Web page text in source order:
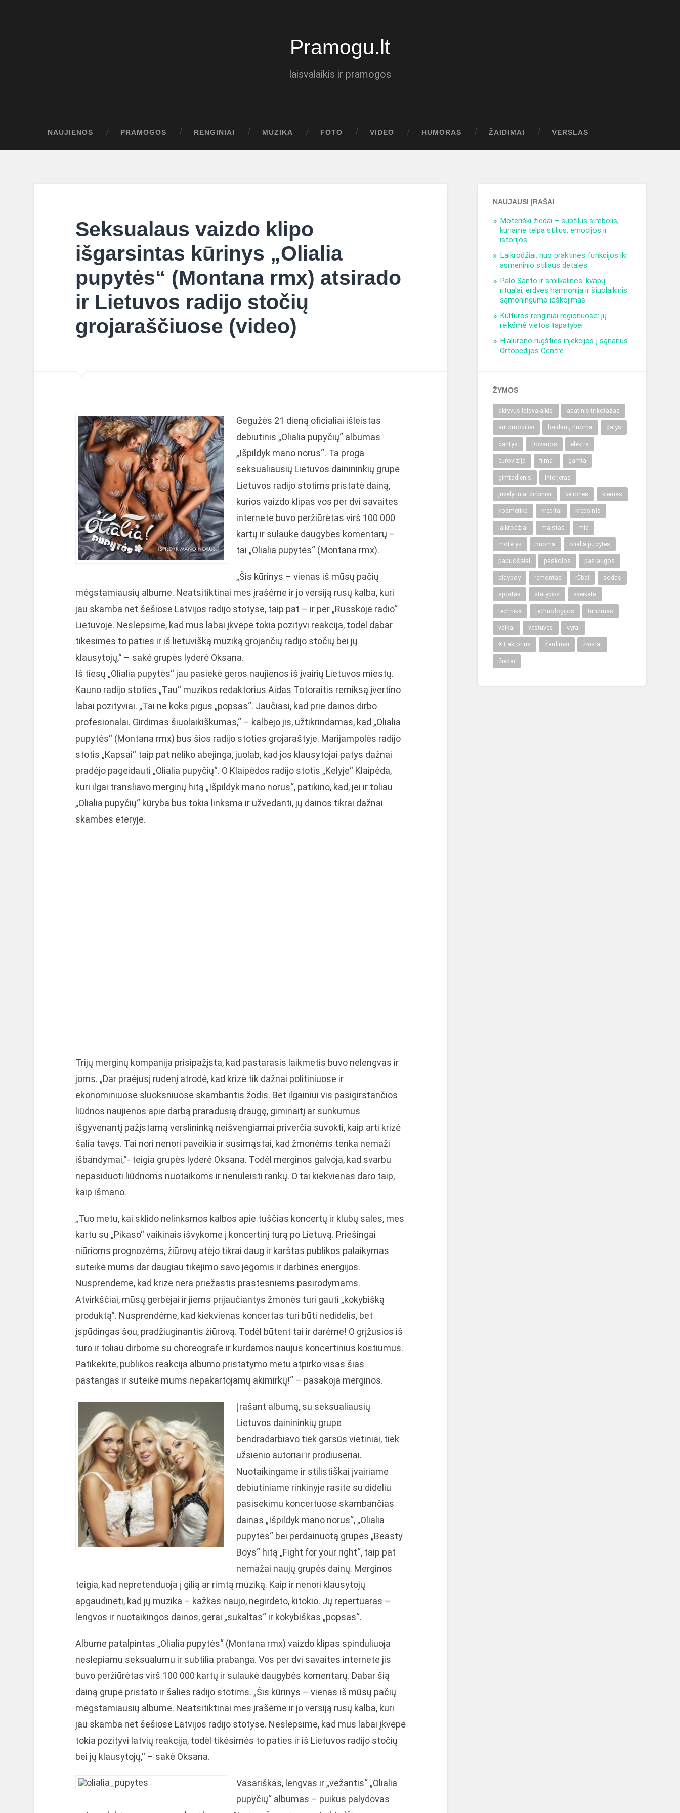
Pramogu.lt
laisvalaikis ir pramogos
NAUJIENOS PRAMOGOS RENGINIAI MUZIKA FOTO VIDEO HUMORAS ŽAIDIMAI VERSLAS
Seksualaus vaizdo klipo
išgarsintas kūrinys „Olialia
pupytės“ (Montana rmx) atsirado
ir Lietuvos radijo stočių
grojaraščiuose (video)
Gegužės 21 dieną oficialiai išleistas
debiutinis „Olialia pupyčių“ albumas
„Išpildyk mano norus“. Ta proga
seksualiausių Lietuvos dainininkių grupė
Lietuvos radijo stotims pristatė dainą,
kurios vaizdo klipas vos per dvi savaites
internete buvo peržiūrėtas virš 100 000
kartų ir sulaukė daugybės komentarų –
tai „Olialia pupytės“ (Montana rmx).
„Šis kūrinys – vienas iš mūsų pačių
mėgstamiausių albume. Neatsitiktinai mes įrašėme ir jo versiją rusų kalba, kuri
jau skamba net šešiose Latvijos radijo stotyse, taip pat – ir per „Russkoje radio“
Lietuvoje. Neslėpsime, kad mus labai įkvėpė tokia pozityvi reakcija, todėl dabar
tikėsimės to paties ir iš lietuvišką muziką grojančių radijo stočių bei jų
klausytojų,“ – sakė grupės lyderė Oksana.
Iš tiesų „Olialia pupytės“ jau pasiekė geros naujienos iš įvairių Lietuvos miestų.
Kauno radijo stoties „Tau“ muzikos redaktorius Aidas Totoraitis remiksą įvertino
labai pozityviai. „Tai ne koks pigus „popsas“. Jaučiasi, kad prie dainos dirbo
profesionalai. Girdimas šiuolaikiškumas,“ – kalbėjo jis, užtikrindamas, kad „Olialia
pupytės“ (Montana rmx) bus šios radijo stoties grojaraštyje. Marijampolės radijo
stotis „Kapsai“ taip pat neliko abejinga, juolab, kad jos klausytojai patys dažnai
pradėjo pageidauti „Olialia pupyčių“. O Klaipėdos radijo stotis „Kelyje“ Klaipėda,
kuri ilgai transliavo merginų hitą „Išpildyk mano norus“, patikino, kad, jei ir toliau
„Olialia pupyčių“ kūryba bus tokia linksma ir užvedanti, jų dainos tikrai dažnai
skambės eteryje.
Trijų merginų kompanija prisipažįsta, kad pastarasis laikmetis buvo nelengvas ir
joms. „Dar praėjusį rudenį atrodė, kad krizė tik dažnai politiniuose ir
ekonominiuose sluoksniuose skambantis žodis. Bet ilgainiui vis pasigirstančios
liūdnos naujienos apie darbą praradusią draugę, giminaitį ar sunkumus
išgyvenantį pažįstamą verslininką neišvengiamai priverčia suvokti, kaip arti krizė
šalia tavęs. Tai nori nenori paveikia ir susimąstai, kad žmonėms tenka nemaži
išbandymai,“- teigia grupės lyderė Oksana. Todėl merginos galvoja, kad svarbu
nepasiduoti liūdnoms nuotaikoms ir nenuleisti rankų. O tai kiekvienas daro taip,
kaip išmano.
„Tuo metu, kai sklido nelinksmos kalbos apie tuščias koncertų ir klubų sales, mes
kartu su „Pikaso“ vaikinais išvykome į koncertinį turą po Lietuvą. Priešingai
niūrioms prognozėms, žiūrovų atėjo tikrai daug ir karštas publikos palaikymas
suteikė mums dar daugiau tikėjimo savo jėgomis ir darbinės energijos.
Nusprendėme, kad krizė nėra priežastis prastesniems pasirodymams.
Atvirkščiai, mūsų gerbėjai ir jiems prijaučiantys žmonės turi gauti „kokybišką
produktą“. Nusprendėme, kad kiekvienas koncertas turi būti nedidelis, bet
įspūdingas šou, pradžiuginantis žiūrovą. Todėl būtent tai ir darėme! O grįžusios iš
turo ir toliau dirbome su choreografe ir kurdamos naujus koncertinius kostiumus.
Patikėkite, publikos reakcija albumo pristatymo metu atpirko visas šias
pastangas ir suteikė mums nepakartojamų akimirkų!“ – pasakoja merginos.
Įrašant albumą, su seksualiausių
Lietuvos dainininkių grupe
bendradarbiavo tiek garsūs vietiniai, tiek
užsienio autoriai ir prodiuseriai.
Nuotaikingame ir stilistiškai įvairiame
debiutiniame rinkinyje rasite su dideliu
pasisekimu koncertuose skambančias
dainas „Išpildyk mano norus“, „Olialia
pupytės“ bei perdainuotą grupės „Beasty
Boys“ hitą „Fight for your right“, taip pat
nemažai naujų grupės dainų. Merginos
teigia, kad nepretenduoja į gilią ar rimtą muziką. Kaip ir nenori klausytojų
apgaudinėti, kad jų muzika – kažkas naujo, negirdėto, kitokio. Jų repertuaras –
lengvos ir nuotaikingos dainos, gerai „sukaltas“ ir kokybiškas „popsas“.
Albume patalpintas „Olialia pupytės“ (Montana rmx) vaizdo klipas spinduliuoja
neslepiamu seksualumu ir subtilia prabanga. Vos per dvi savaites internete jis
buvo peržiūrėtas virš 100 000 kartų ir sulaukė daugybės komentarų. Dabar šią
dainą grupė pristato ir šalies radijo stotims. „Šis kūrinys – vienas iš mūsų pačių
mėgstamiausių albume. Neatsitiktinai mes įrašėme ir jo versiją rusų kalba, kuri
jau skamba net šešiose Latvijos radijo stotyse. Neslėpsime, kad mus labai įkvėpė
tokia pozityvi latvių reakcija, todėl tikėsimės to paties ir iš Lietuvos radijo stočių
bei jų klausytojų,“ – sakė Oksana.
Vasariškas, lengvas ir „vežantis“ „Olialia
pupyčių“ albumas – puikus palydovas
NAUJAUSI ĮRAŠAI
Moteriški žiedai – subtilus simbolis,
kuriame telpa stilius, emocijos ir
istorijos
Laikrodžiai: nuo praktinės funkcijos iki
asmeninio stiliaus detalės
Palo Santo ir smilkalinės: kvapų
ritualai, erdvės harmonija ir šiuolaikinis
sąmoningumo ieškojimas
Kultūros renginiai regionuose: jų
reikšmė vietos tapatybei
Hialurono rūgšties injekcijos į sąnarius
Ortopedijos Centre
ŽYMOS
aktyvus laisvalaikis apatinis trikotažas
automobiliai baidarių nuoma dalys
dantys Dovanos elektra
eurovizija filmai gamta
gimtadienis interjeras
juvelyriniai dirbiniai kelionės kiemas
kosmetika kreditai krepsinis
laikrodžiai maistas mia
moterys nuoma olialia pupytes
papuošalai paskolos paslaugos
playboy remontas rūbai sodas
sportas statybos sveikata
technika technologijos turizmas
vaikai vestuves vyrai
X Faktorius Žaidimai žaislai
žiedai